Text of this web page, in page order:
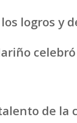
logros y
de la